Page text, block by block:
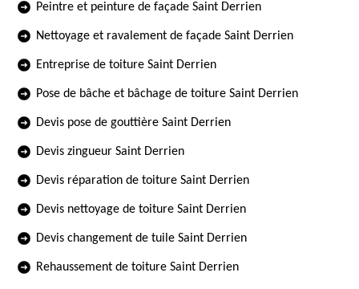
Peintre et peinture de façade Saint Derrien
Nettoyage et ravalement de façade Saint Derrien
Entreprise de toiture Saint Derrien
Pose de bâche et bâchage de toiture Saint Derrien
Devis pose de gouttière Saint Derrien
Devis zingueur Saint Derrien
Devis réparation de toiture Saint Derrien
Devis nettoyage de toiture Saint Derrien
Devis changement de tuile Saint Derrien
Rehaussement de toiture Saint Derrien